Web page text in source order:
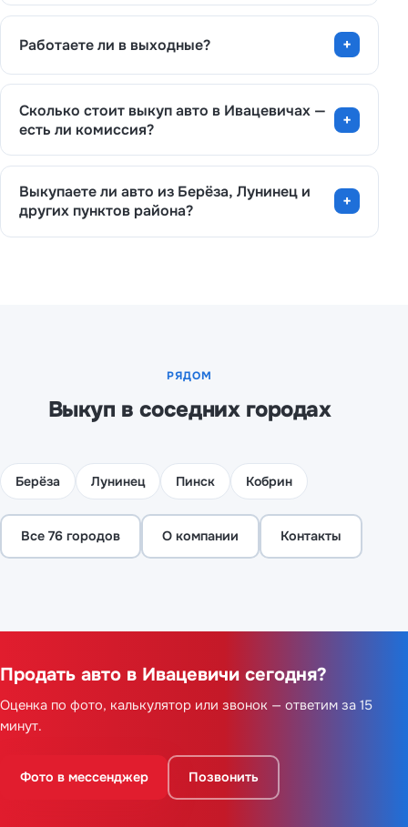
Работаете ли в выходные?
Сколько стоит выкуп авто в Ивацевичах —
есть ли комиссия?
Выкупаете ли авто из Берёза, Лунинец и
других пунктов района?
РЯДОМ
Выкуп в соседних городах
Берёза Лунинец Пинск Кобрин
Все 76 городов О компании Контакты
Продать авто в Ивацевичи сегодня?
Оценка по фото, калькулятор или звонок — ответим за 15
минут.
Фото в мессенджер Позвонить